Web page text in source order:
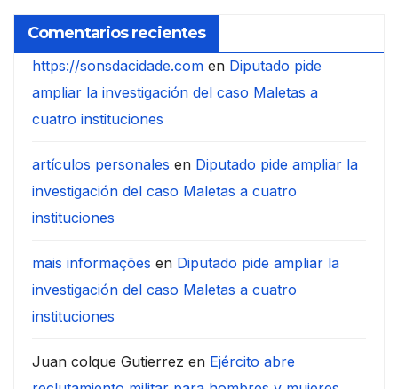
Comentarios recientes
https://sonsdacidade.com en Diputado pide
ampliar la investigación del caso Maletas a
cuatro instituciones
artículos personales en Diputado pide ampliar la
investigación del caso Maletas a cuatro
instituciones
mais informações en Diputado pide ampliar la
investigación del caso Maletas a cuatro
instituciones
Juan colque Gutierrez en Ejército abre